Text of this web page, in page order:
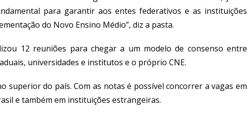
para garantir aos entes federativos e as instituições
do Novo Ensino Médio”, diz a pasta.
12 reuniões para chegar a um modelo de consenso entre
universidades e institutos e o próprio CNE.
superior do país. Com as notas é possível concorrer a vagas em
e também em instituições estrangeiras.